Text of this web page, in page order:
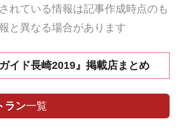
れている情報は記事作成時点のも
と異なる場合があります
イド長崎2019』掲載店まとめ
ラン一覧